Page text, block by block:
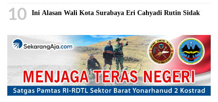
10 Ini Alasan Wali Kota Surabaya Eri Cahyadi Rutin Sidak